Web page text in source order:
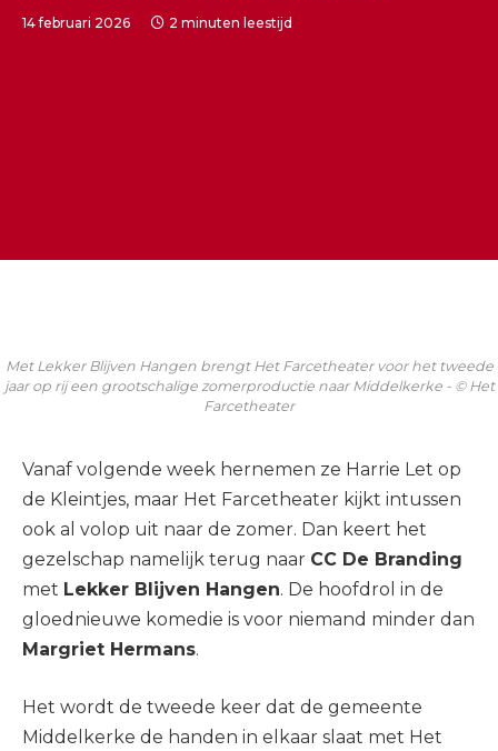
14 februari 2026 2 minuten leestijd
Met Lekker Blijven Hangen brengt Het Farcetheater voor het tweede
jaar op rij een grootschalige zomerproductie naar Middelkerke - © Het
Farcetheater
Vanaf volgende week hernemen ze Harrie Let op
de Kleintjes, maar Het Farcetheater kijkt intussen
ook al volop uit naar de zomer. Dan keert het
gezelschap namelijk terug naar CC De Branding
met Lekker Blijven Hangen. De hoofdrol in de
gloednieuwe komedie is voor niemand minder dan
Margriet Hermans.
Het wordt de tweede keer dat de gemeente
Middelkerke de handen in elkaar slaat met Het